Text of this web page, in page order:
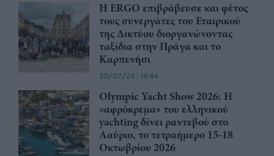
Η ERGO επιβράβευσε και φέτος
τους συνεργάτες του Εταιρικού
της Δικτύου διοργανώνοντας
ταξίδια στην Πράγα και το
Καρπενήσι
30/07/26 | 16:46
Olympic Yacht Show 2026: Η
«αφρόκρεμα» του ελληνικού
yachting δίνει ραντεβού στο
Λαύριο, το τετραήμερο 15-18
Οκτωβρίου 2026